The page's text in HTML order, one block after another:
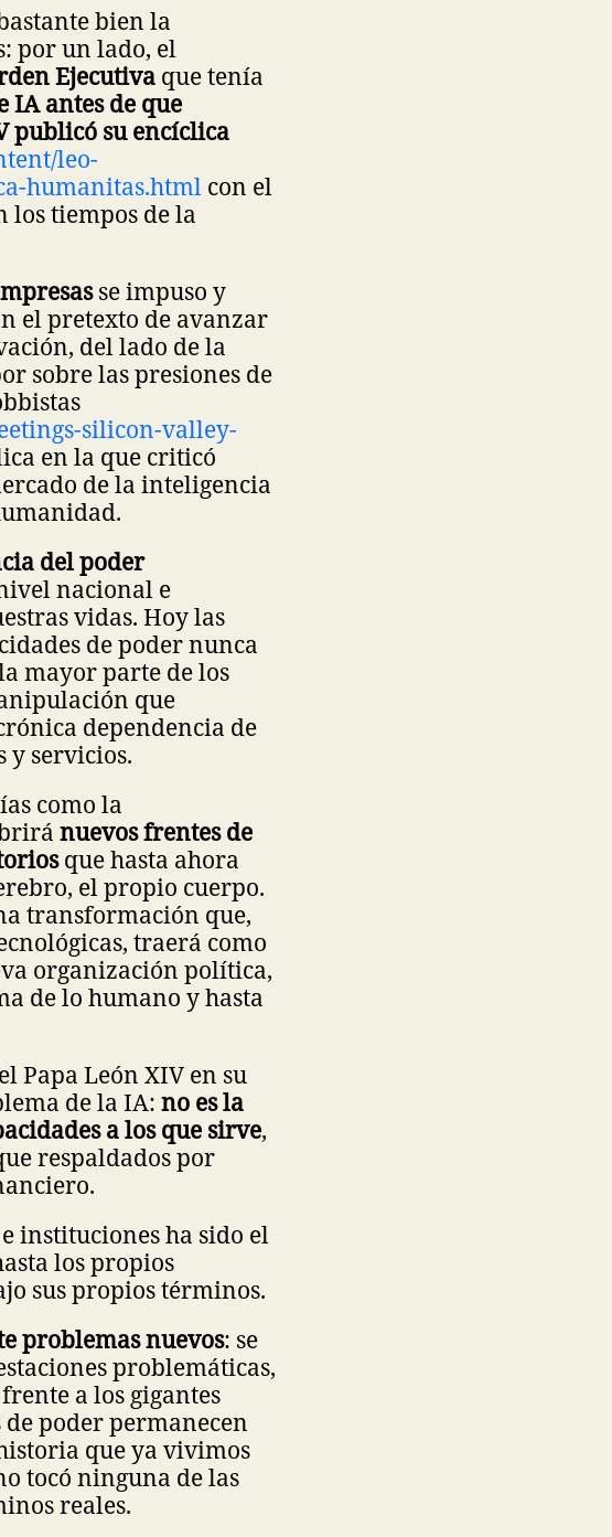
bien la
por un lado, el
Ejecutiva que tenía
IA antes de que
publicó su encíclica
leo-
humanitas.html con el
los tiempos de la
se impuso y
el pretexto de avanzar
del lado de la
sobre las presiones de
silicon-valley-
en la que criticó
de la inteligencia
del poder
nacional e
vidas. Hoy las
de poder nunca
mayor parte de los
que
dependencia de
y servicios.
como la
nuevos frentes de
que hasta ahora
el propio cuerpo.
transformación que,
traerá como
organización política,
de lo humano y hasta
Papa León XIV en su
de la IA: no es la
a los que sirve,
respaldados por
instituciones ha sido el
los propios
sus propios términos.
problemas nuevos: se
problemáticas,
a los gigantes
de poder permanecen
que ya vivimos
tocó ninguna de las
reales.